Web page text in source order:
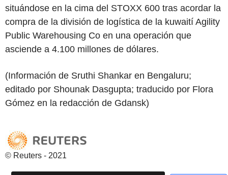
situándose en la cima del STOXX 600 tras acordar la
compra de la división de logística de la kuwaití Agility
Public Warehousing Co en una operación que
asciende a 4.100 millones de dólares.
(Información de Sruthi Shankar en Bengaluru;
editado por Shounak Dasgupta; traducido por Flora
Gómez en la redacción de Gdansk)
© Reuters - 2021